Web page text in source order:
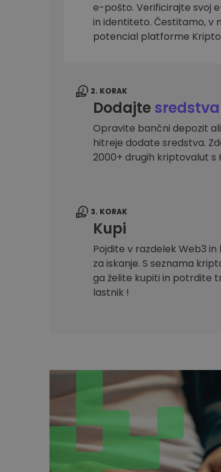
Raziskovalec
Najdi svojo kripto
e-pošto. Verificirajte svoj
in identiteto. Čestitamo, v
potencial platforme
2. KORAK
Dodajtesredstva
Opravite bančni depozit
hitreje dodate sredstva.
2000+ drugih kriptovalut
3. KORAK
Kupi
Pojdite v razdelek Web3
za iskanje. S seznama
ga želite kupiti in potrdite
lastnik !